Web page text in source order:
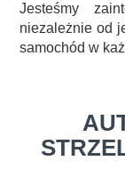
Jesteśmy
niezależnie od
samochód w